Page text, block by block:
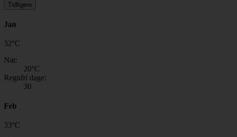
Tidligere
Jan
32°C
Nat:
20°C
Regnfri dage:
30
Feb
33°C